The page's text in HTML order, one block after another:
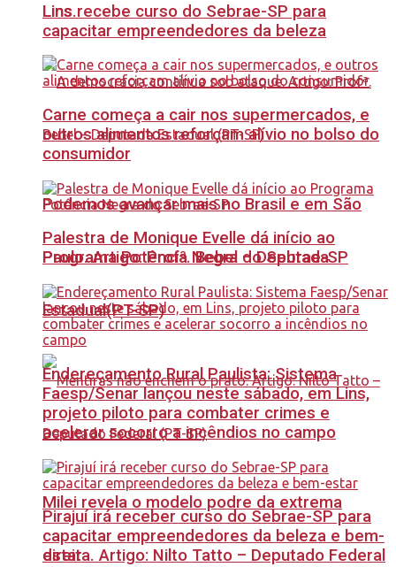
Lins.
Podemos avançar mais no Brasil e em São
Paulo. Artigo: Profª. Bebel – Deputada
Estadual(PT-SP)
Milei revela o modelo podre da extrema
direita. Artigo: Nilto Tatto – Deputado Federal
Lins recebe curso do Sebrae-SP para
capacitar empreendedores da beleza
Carne começa a cair nos supermercados, e
outros alimentos reforçam alívio no bolso do
consumidor
Palestra de Monique Evelle dá início ao
Programa Potência Negra do Sebrae-SP
Endereçamento Rural Paulista: Sistema
Faesp/Senar lançou neste sábado, em Lins,
projeto piloto para combater crimes e
acelerar socorro a incêndios no campo
Pirajuí irá receber curso do Sebrae-SP para
capacitar empreendedores da beleza e bem-
estar